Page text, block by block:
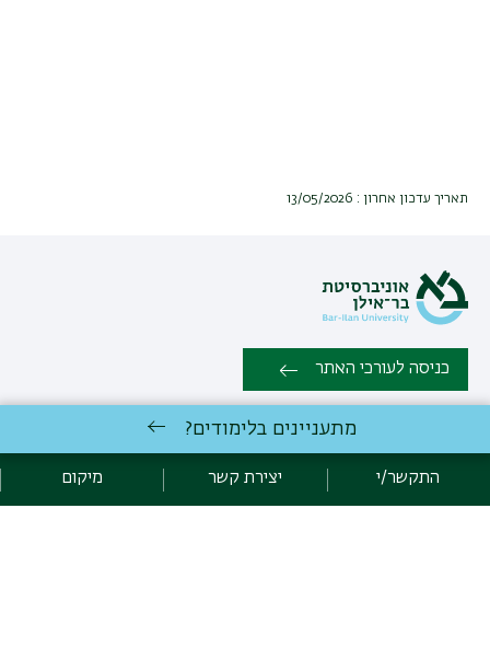
תאריך עדכון אחרון : 13/05/2026
כניסה לעורכי האתר
כל הזכויות שמורות למדור לתוכניות מובנות ולימודי תעודה, אוניברסיטת
יצירת קשר
מתעניינים בלימודים?
התקשר/י יצירת קשר מיקום